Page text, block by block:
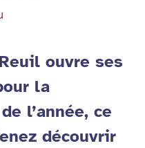
ouvre ses
la
l’année, ce
découvrir